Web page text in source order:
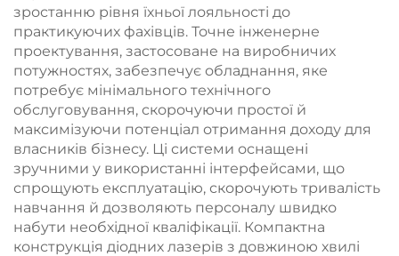
зростанню рівня їхньої лояльності до
практикуючих фахівців. Точне інженерне
проектування, застосоване на виробничих
потужностях, забезпечує обладнання, яке
потребує мінімального технічного
обслуговування, скорочуючи простої й
максимізуючи потенціал отримання доходу для
власників бізнесу. Ці системи оснащені
зручними у використанні інтерфейсами, що
спрощують експлуатацію, скорочують тривалість
навчання й дозволяють персоналу швидко
набути необхідної кваліфікації. Компактна
конструкція діодних лазерів з довжиною хвилі